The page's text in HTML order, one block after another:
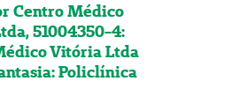
Centro Médico
51004350-4:
Vitória Ltda
Policlínica